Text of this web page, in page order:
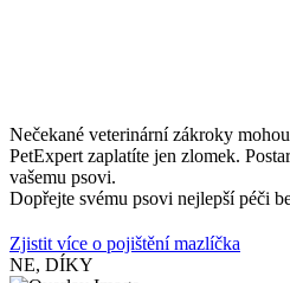
Nečekané veterinární zákroky
PetExpert zaplatíte jen zlomek.
vašemu psovi.
Dopřejte svému psovi nejlepší péči
Zjistit více o pojištění mazlíčka
NE, DÍKY